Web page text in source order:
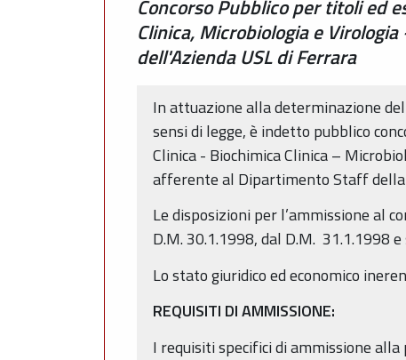
Concorso Pubblico per titoli ed
Clinica, Microbiologia e
dell'Azienda USL di Ferrara
In attuazione alla determinazione
sensi di legge, è indetto pubblico
Clinica - Biochimica Clinica –
afferente al Dipartimento Staff della
Le disposizioni per l’ammissione al
D.M. 30.1.1998, dal D.M. 31.1.1998
Lo stato giuridico ed economico
REQUISITI DI AMMISSIONE:
I requisiti specifici di ammissione